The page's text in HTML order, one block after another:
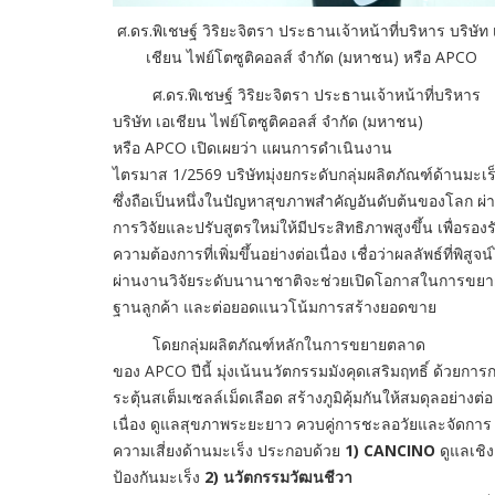
ศ.ดร.พิเชษฐ์ วิริยะจิตรา ประธานเจ้าหน้าที่บริหาร บริษัท
เชียน ไฟย์โตซูติคอลส์ จำกัด (มหาชน) หรือ APCO
ศ.ดร.พิเชษฐ์ วิริยะจิตรา ประธานเจ้าหน้าที่บริหาร
บริษัท เอเชียน ไฟย์โตซูติคอลส์ จำกัด (มหาชน)
หรือ APCO เปิดเผยว่า แผนการดำเนินงาน
ไตรมาส 1/2569 บริษัทมุ่งยกระดับกลุ่มผลิตภัณฑ์ด้านมะเ
ซึ่งถือเป็นหนึ่งในปัญหาสุขภาพสำคัญอันดับต้นของโลก ผ่
การวิจัยและปรับสูตรใหม่ให้มีประสิทธิภาพสูงขึ้น เพื่อรอง
ความต้องการที่เพิ่มขึ้นอย่างต่อเนื่อง เชื่อว่าผลลัพธ์ที่พิสูจ
ผ่านงานวิจัยระดับนานาชาติจะช่วยเปิดโอกาสในการขย
ฐานลูกค้า และต่อยอดแนวโน้มการสร้างยอดขาย
โดยกลุ่มผลิตภัณฑ์หลักในการขยายตลาด
ของ APCO ปีนี้ มุ่งเน้นนวัตกรรมมังคุดเสริมฤทธิ์ ด้วยการก
ระตุ้นสเต็มเซลล์เม็ดเลือด สร้างภูมิคุ้มกันให้สมดุลอย่างต่อ
เนื่อง ดูแลสุขภาพระยะยาว ควบคู่การชะลอวัยและจัดการ
ความเสี่ยงด้านมะเร็ง ประกอบด้วย 1) CANCINO ดูแลเชิง
ป้องกันมะเร็ง 2) นวัตกรรมวัฒนชีวา